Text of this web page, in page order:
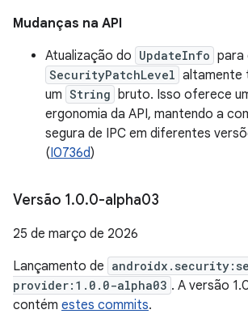
Mudanças na API
Atualização do UpdateInfo para
SecurityPatchLevel altamente
um String bruto. Isso oferece
ergonomia da API, mantendo a
segura de IPC em diferentes
(I0736d)
Versão 1.0.0-alpha03
25 de março de 2026
Lançamento de
provider:1.0.0-alpha03 . A versão
contém estes commits.